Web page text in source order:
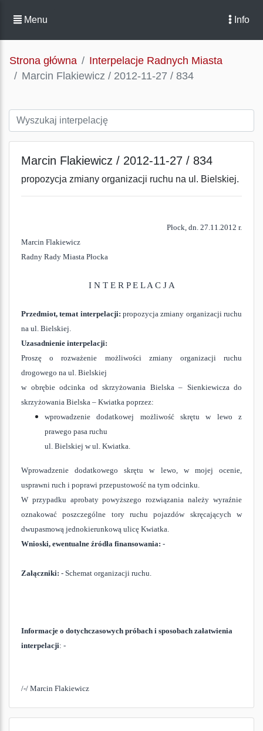
Menu Info
Strona główna
Interpelacje Radnych Miasta
Marcin Flakiewicz / 2012-11-27 / 834
Marcin Flakiewicz / 2012-11-27 / 834
propozycja zmiany organizacji ruchu na ul. Bielskiej.
Płock, dn. 27.11.2012 r.
Marcin Flakiewicz
Radny Rady Miasta Płocka
I N T E R P E L A C J A
Przedmiot, temat interpelacji: propozycja zmiany organizacji ruchu
na ul. Bielskiej.
Uzasadnienie interpelacji:
Proszę o rozważenie możliwości zmiany organizacji ruchu
drogowego na ul. Bielskiej
w obrębie odcinka od skrzyżowania Bielska – Sienkiewicza do
skrzyżowania Bielska – Kwiatka poprzez:
wprowadzenie dodatkowej możliwość skrętu w lewo z
prawego pasa ruchu
ul. Bielskiej w ul. Kwiatka.
Wprowadzenie dodatkowego skrętu w lewo, w mojej ocenie,
usprawni ruch i poprawi przepustowość na tym odcinku.
W przypadku aprobaty powyższego rozwiązania należy wyraźnie
oznakować poszczególne tory ruchu pojazdów skręcających w
dwupasmową jednokierunkową ulicę Kwiatka.
Wnioski, ewentualne źródła finansowania: -
Załączniki: - Schemat organizacji ruchu.
Informacje o dotychczasowych próbach i sposobach załatwienia
interpelacji: -
/-/ Marcin Flakiewicz